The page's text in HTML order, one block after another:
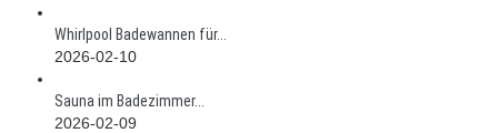
Whirlpool Badewannen für...
2026-02-10
Sauna im Badezimmer...
2026-02-09